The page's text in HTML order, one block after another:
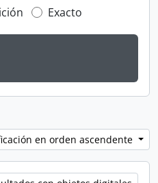
Exacto
en orden ascendente